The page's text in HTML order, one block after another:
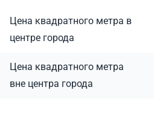
Цена квадратного метра в
центре города
Цена квадратного метра
вне центра города